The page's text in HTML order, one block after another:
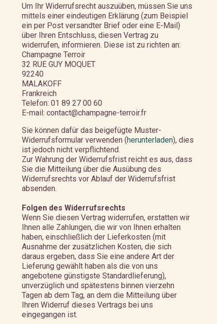
Um Ihr Widerrufsrecht auszuüben, müssen Sie uns
mittels einer eindeutigen Erklärung (zum Beispiel
ein per Post versandter Brief oder eine E-Mail)
über Ihren Entschluss, diesen Vertrag zu
widerrufen, informieren. Diese ist zu richten an:
Champagne Terroir
32 RUE GUY MOQUET
92240
MALAKOFF
Frankreich
Telefon: 01 89 27 00 60
E-mail: contact@champagne-terroir.fr
Sie können dafür das beigefügte Muster-
Widerrufsformular verwenden (herunterladen), dies
ist jedoch nicht verpflichtend.
Zur Wahrung der Widerrufsfrist reicht es aus, dass
Sie die Mitteilung über die Ausübung des
Widerrufsrechts vor Ablauf der Widerrufsfrist
absenden.
Folgen des Widerrufsrechts
Wenn Sie diesen Vertrag widerrufen, erstatten wir
Ihnen alle Zahlungen, die wir von Ihnen erhalten
haben, einschließlich der Lieferkosten (mit
Ausnahme der zusätzlichen Kosten, die sich
daraus ergeben, dass Sie eine andere Art der
Lieferung gewählt haben als die von uns
angebotene günstigste Standardlieferung),
unverzüglich und spätestens binnen vierzehn
Tagen ab dem Tag, an dem die Mitteilung über
Ihren Widerruf dieses Vertrags bei uns
eingegangen ist.